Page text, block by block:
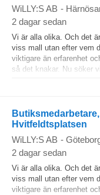
WiLLY:S AB -
2 dagar sedan
Vi är alla olika. Och det
viss mall utan efter vem
viktigare än erfarenhet
så det knakar. Nu söker
Hvitfeldtsplatsen
WiLLY:S AB -
2 dagar sedan
Vi är alla olika. Och det
viss mall utan efter vem
viktigare än erfarenhet